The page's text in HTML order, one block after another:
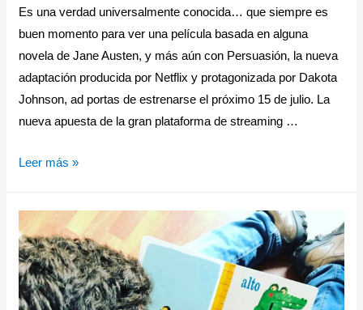
Es una verdad universalmente conocida… que siempre es
buen momento para ver una película basada en alguna
novela de Jane Austen, y más aún con Persuasión, la nueva
adaptación producida por Netflix y protagonizada por Dakota
Johnson, ad portas de estrenarse el próximo 15 de julio. La
nueva apuesta de la gran plataforma de streaming …
Leer más »